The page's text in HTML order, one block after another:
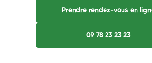
Prendre rendez-vous en
09 78 23 23 23